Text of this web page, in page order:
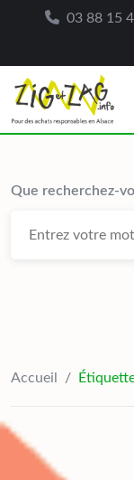
03 88 15
content
Que recherchez-
Accueil /